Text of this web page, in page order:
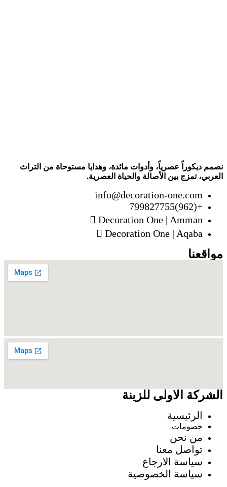
نصمم ديكوراً عصرياً، وأدوات مائدة، وهدايا مستوحاة من التراث
العربي، تمزج بين الأصالة والحياة العصرية.
info@decoration-one.com
+(962)799827755
Decoration One | Amman
Decoration One | Aqaba
مواقعنا
الشركة الاولى للزينة
الرئيسية
خصومات
من نحن
تواصل معنا
سياسة الارجاع
سياسة الخصوصية